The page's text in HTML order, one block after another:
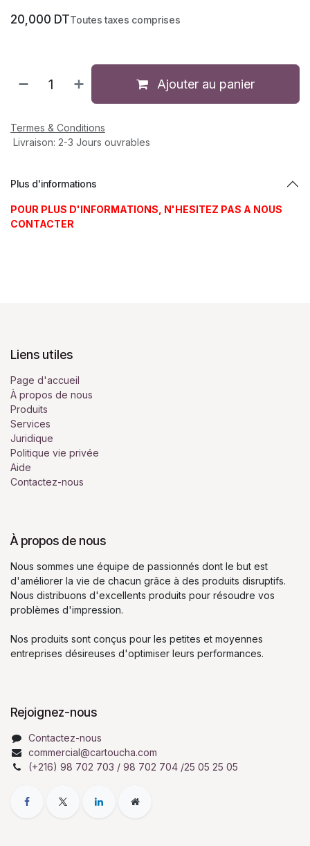
20,000 DTToutes taxes comprises
Ajouter au panier
Termes & Conditions
Livraison: 2-3 Jours ouvrables
Plus d'informations
POUR PLUS D'INFORMATIONS, N'HESITEZ PAS A NOUS
CONTACTER
Liens utiles
Page d'accueil
À propos de nous
Produits
Services
Juridique
Politique vie privée
Aide
Contactez-nous
À propos de nous
Nous sommes une équipe de passionnés dont le but est
d'améliorer la vie de chacun grâce à des produits disruptifs.
Nous distribuons d'excellents produits pour résoudre vos
problèmes d'impression.
Nos produits sont conçus pour les petites et moyennes
entreprises désireuses d'optimiser leurs performances.
Rejoignez-nous
Contactez-nous
commercial@cartoucha.com
(+216) 98 702 703 / 98 702 704 /25 05 25 05